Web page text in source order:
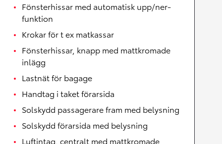
Fönsterhissar med automatisk upp/ner-
funktion
Krokar för t ex matkassar
Fönsterhissar, knapp med mattkromade
inlägg
Lastnät för bagage
Handtag i taket förarsida
Solskydd passagerare fram med belysning
Solskydd förarsida med belysning
Luftintag, centralt med mattkromade